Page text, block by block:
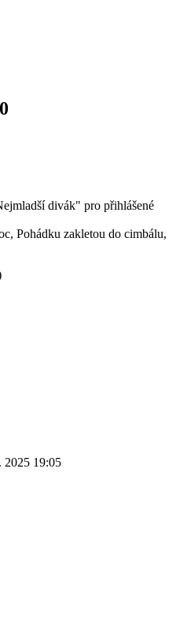
divák" pro přihlášené
Pohádku zakletou do cimbálu,
2025 19:05